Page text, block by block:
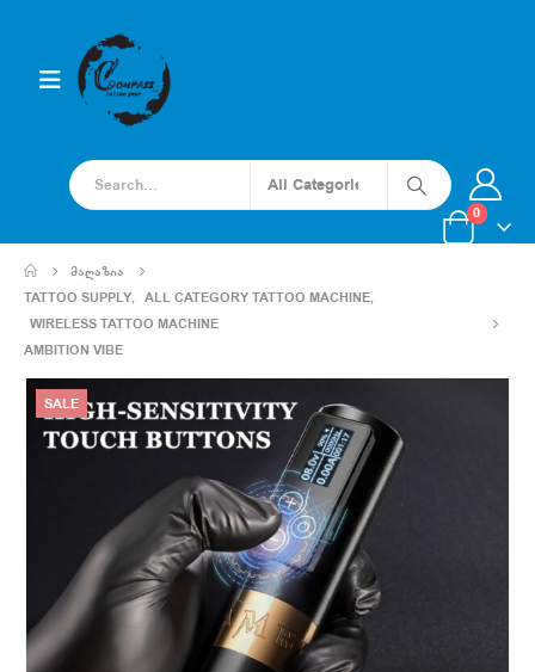
0
ᲛᲐᲦᲐᲖᲘᲐ
TATTOO SUPPLY, ALL CATEGORY TATTOO MACHINE,
WIRELESS TATTOO MACHINE
AMBITION VIBE
SALE